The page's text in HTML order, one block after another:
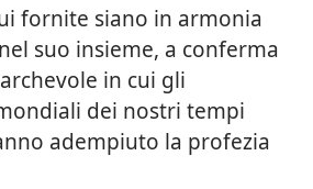
fornite siano in armonia
suo insieme, a conferma
in cui gli
dei nostri tempi
adempiuto la profezia